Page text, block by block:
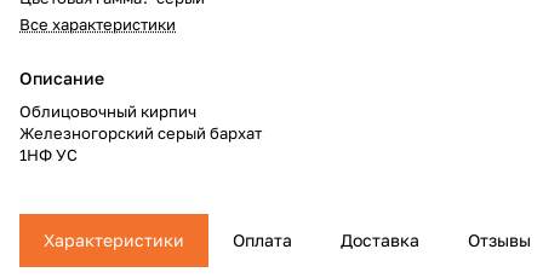
Все характеристики
Описание
Облицовочный кирпич
Железногорский серый бархат
1НФ УС
Характеристики Оплата Доставка Отзывы